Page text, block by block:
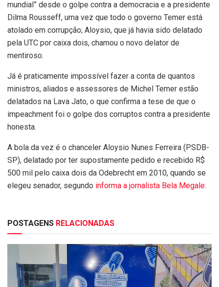
mundial” desde o golpe contra a democracia e a presidente
Dilma Rousseff, uma vez que todo o governo Temer está
atolado em corrupção; Aloysio, que já havia sido delatado
pela UTC por caixa dois, chamou o novo delator de
mentiroso.
Já é praticamente impossível fazer a conta de quantos
ministros, aliados e assessores de Michel Temer estão
delatados na Lava Jato, o que confirma a tese de que o
impeachment foi o golpe dos corruptos contra a presidente
honesta.
A bola da vez é o chanceler Aloysio Nunes Ferreira (PSDB-
SP), delatado por ter supostamente pedido e recebido R$
500 mil pelo caixa dois da Odebrecht em 2010, quando se
elegeu senador, segundo informa a jornalista Bela Megale.
POSTAGENS RELACIONADAS